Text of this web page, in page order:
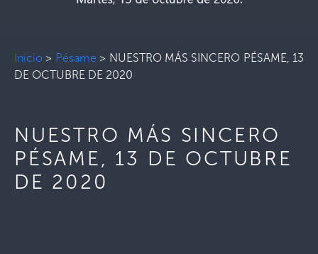
Inicio > Pésame > NUESTRO MÁS SINCERO PÉSAME, 13
DE OCTUBRE DE 2020
NUESTRO MÁS SINCERO
PÉSAME, 13 DE OCTUBRE
DE 2020